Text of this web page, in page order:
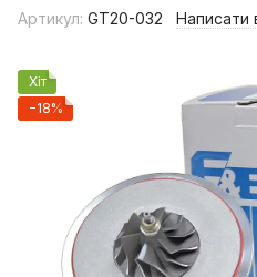
Артикул: GT20-032 Написати
Хіт
−18%